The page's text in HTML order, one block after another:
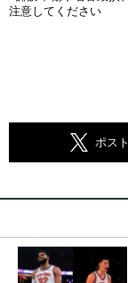
ポスト